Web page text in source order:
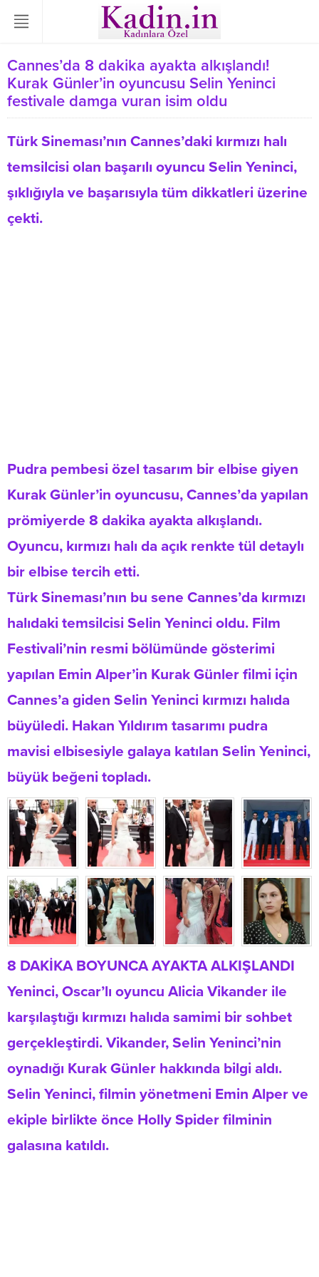
Cannes’da 8 dakika ayakta alkışlandı!
Kurak Günler’in oyuncusu Selin Yeninci
festivale damga vuran isim oldu
Türk Sineması’nın Cannes’daki kırmızı halı
temsilcisi olan başarılı oyuncu Selin Yeninci,
şıklığıyla ve başarısıyla tüm dikkatleri üzerine
çekti.
Pudra pembesi özel tasarım bir elbise giyen
Kurak Günler’in oyuncusu, Cannes’da yapılan
prömiyerde 8 dakika ayakta alkışlandı.
Oyuncu, kırmızı halı da açık renkte tül detaylı
bir elbise tercih etti.
Türk Sineması’nın bu sene Cannes’da kırmızı
halıdaki temsilcisi Selin Yeninci oldu. Film
Festivali’nin resmi bölümünde gösterimi
yapılan Emin Alper’in Kurak Günler filmi için
Cannes’a giden Selin Yeninci kırmızı halıda
büyüledi. Hakan Yıldırım tasarımı pudra
mavisi elbisesiyle galaya katılan Selin Yeninci,
büyük beğeni topladı.
8 DAKİKA BOYUNCA AYAKTA ALKIŞLANDI
Yeninci, Oscar’lı oyuncu Alicia Vikander ile
karşılaştığı kırmızı halıda samimi bir sohbet
gerçekleştirdi. Vikander, Selin Yeninci’nin
oynadığı Kurak Günler hakkında bilgi aldı.
Selin Yeninci, filmin yönetmeni Emin Alper ve
ekiple birlikte önce Holly Spider filminin
galasına katıldı.